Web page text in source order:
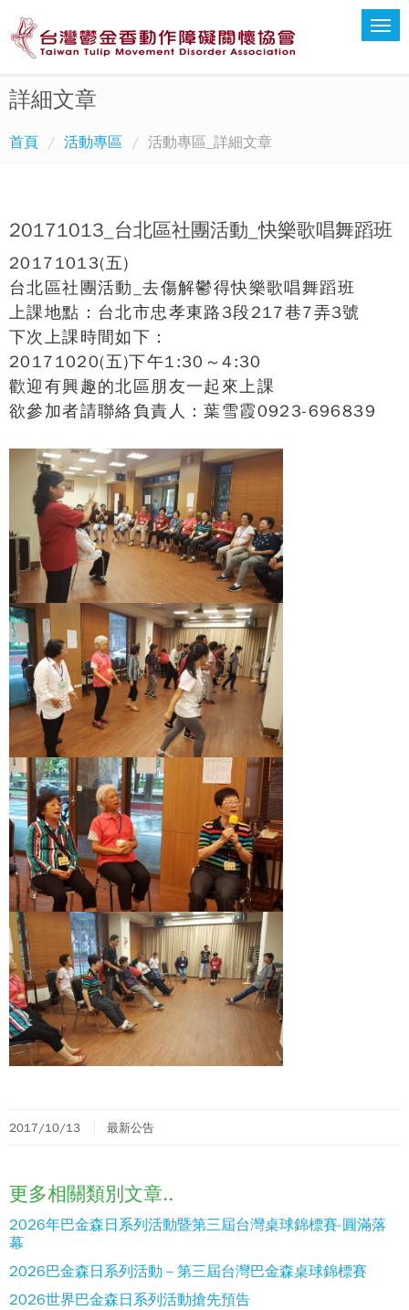
詳細文章
首頁 活動專區 活動專區_詳細文章
20171013_台北區社團活動_快樂歌唱舞蹈班
20171013(五)
台北區社團活動_去傷解鬱得快樂歌唱舞蹈班
上課地點：台北市忠孝東路3段217巷7弄3號
下次上課時間如下：
20171020(五)下午1:30～4:30
歡迎有興趣的北區朋友一起來上課
欲參加者請聯絡負責人：葉雪霞0923-696839
2017/10/13 最新公告
更多相關類別文章..
2026年巴金森日系列活動暨第三屆台灣桌球錦標賽-圓滿落
幕
2026巴金森日系列活動－第三屆台灣巴金森桌球錦標賽
2026世界巴金森日系列活動搶先預告